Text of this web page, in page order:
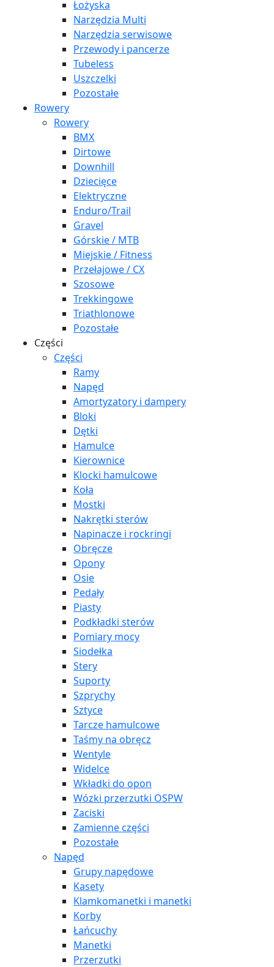
Łożyska
Narzędzia Multi
Narzędzia serwisowe
Przewody i pancerze
Tubeless
Uszczelki
Pozostałe
Rowery
Rowery
BMX
Dirtowe
Downhill
Dziecięce
Elektryczne
Enduro/Trail
Gravel
Górskie / MTB
Miejskie / Fitness
Przełajowe / CX
Szosowe
Trekkingowe
Triathlonowe
Pozostałe
Części
Części
Ramy
Napęd
Amortyzatory i dampery
Bloki
Dętki
Hamulce
Kierownice
Klocki hamulcowe
Koła
Mostki
Nakrętki sterów
Napinacze i rockringi
Obręcze
Opony
Osie
Pedały
Piasty
Podkładki sterów
Pomiary mocy
Siodełka
Stery
Suporty
Szprychy
Sztyce
Tarcze hamulcowe
Taśmy na obręcz
Wentyle
Widelce
Wkładki do opon
Wózki przerzutki OSPW
Zaciski
Zamienne części
Pozostałe
Napęd
Grupy napędowe
Kasety
Klamkomanetki i manetki
Korby
Łańcuchy
Manetki
Przerzutki